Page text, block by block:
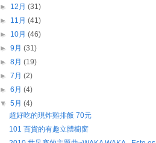
► 12月(31)
► 11月(41)
► 10月(46)
►9月(31)
►8月(19)
►7月(2)
►6月(4)
▼5月(4)
超好吃的現炸雞排飯 70元
101 百貨的有趣立體櫥窗